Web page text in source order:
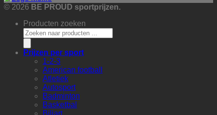
© 2026 BE PROUD sportprijzen.
Producten zoeken
Prijzen per sport
1-2-3
American football
Atletiek
Autosport
Badminton
Basketbal
Biljart